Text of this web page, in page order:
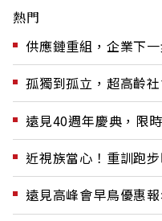
熱門
供應鏈重組，企業下
孤獨到孤立，超高齡
遠見40週年慶典，限
近視族當心！重訓跑
遠見高峰會早鳥優惠報